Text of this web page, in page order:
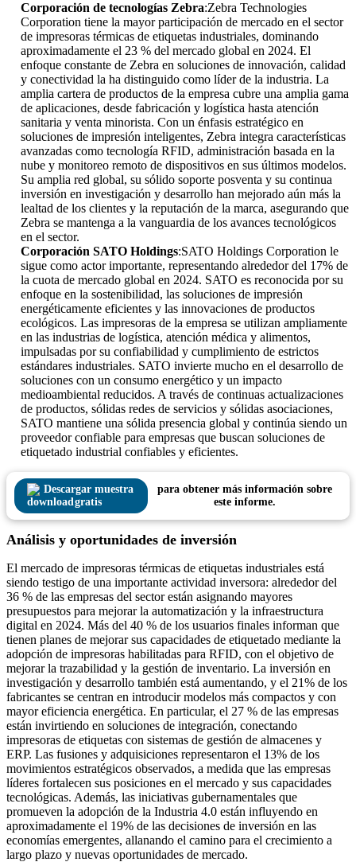
Corporación de tecnologías Zebra:Zebra Technologies
Corporation tiene la mayor participación de mercado en el sector
de impresoras térmicas de etiquetas industriales, dominando
aproximadamente el 23 % del mercado global en 2024. El
enfoque constante de Zebra en soluciones de innovación, calidad
y conectividad la ha distinguido como líder de la industria. La
amplia cartera de productos de la empresa cubre una amplia gama
de aplicaciones, desde fabricación y logística hasta atención
sanitaria y venta minorista. Con un énfasis estratégico en
soluciones de impresión inteligentes, Zebra integra características
avanzadas como tecnología RFID, administración basada en la
nube y monitoreo remoto de dispositivos en sus últimos modelos.
Su amplia red global, su sólido soporte posventa y su continua
inversión en investigación y desarrollo han mejorado aún más la
lealtad de los clientes y la reputación de la marca, asegurando que
Zebra se mantenga a la vanguardia de los avances tecnológicos
en el sector.
Corporación SATO Holdings:SATO Holdings Corporation le
sigue como actor importante, representando alrededor del 17% de
la cuota de mercado global en 2024. SATO es reconocida por su
enfoque en la sostenibilidad, las soluciones de impresión
energéticamente eficientes y las innovaciones de productos
ecológicos. Las impresoras de la empresa se utilizan ampliamente
en las industrias de logística, atención médica y alimentos,
impulsadas por su confiabilidad y cumplimiento de estrictos
estándares industriales. SATO invierte mucho en el desarrollo de
soluciones con un consumo energético y un impacto
medioambiental reducidos. A través de continuas actualizaciones
de productos, sólidas redes de servicios y sólidas asociaciones,
SATO mantiene una sólida presencia global y continúa siendo un
proveedor confiable para empresas que buscan soluciones de
etiquetado industrial confiables y eficientes.
Descargar muestra
gratis
para obtener más información sobre
este informe.
Análisis y oportunidades de inversión
El mercado de impresoras térmicas de etiquetas industriales está
siendo testigo de una importante actividad inversora: alrededor del
36 % de las empresas del sector están asignando mayores
presupuestos para mejorar la automatización y la infraestructura
digital en 2024. Más del 40 % de los usuarios finales informan que
tienen planes de mejorar sus capacidades de etiquetado mediante la
adopción de impresoras habilitadas para RFID, con el objetivo de
mejorar la trazabilidad y la gestión de inventario. La inversión en
investigación y desarrollo también está aumentando, y el 21% de los
fabricantes se centran en introducir modelos más compactos y con
mayor eficiencia energética. En particular, el 27 % de las empresas
están invirtiendo en soluciones de integración, conectando
impresoras de etiquetas con sistemas de gestión de almacenes y
ERP. Las fusiones y adquisiciones representaron el 13% de los
movimientos estratégicos observados, a medida que las empresas
líderes fortalecen sus posiciones en el mercado y sus capacidades
tecnológicas. Además, las iniciativas gubernamentales que
promueven la adopción de la Industria 4.0 están influyendo en
aproximadamente el 19% de las decisiones de inversión en las
economías emergentes, allanando el camino para el crecimiento a
largo plazo y nuevas oportunidades de mercado.